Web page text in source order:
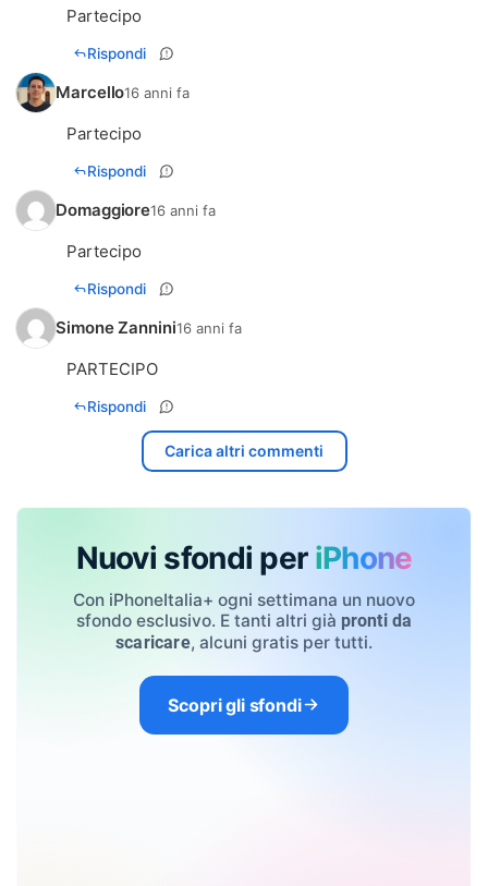
Partecipo
Rispondi
Marcello16 anni fa
Partecipo
Rispondi
Domaggiore16 anni fa
Partecipo
Rispondi
Simone Zannini16 anni fa
PARTECIPO
Rispondi
Carica altri commenti
Nuovi sfondi per iPhone
Con iPhoneItalia+ ogni settimana un nuovo
sfondo esclusivo. E tanti altri già pronti da
scaricare, alcuni gratis per tutti.
Scopri gli sfondi